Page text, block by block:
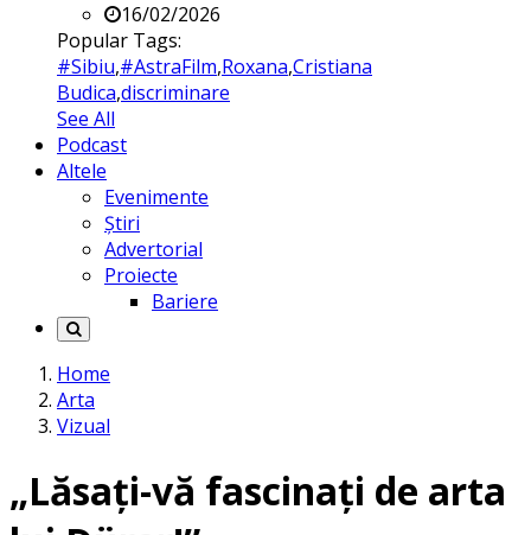
16/02/2026
Popular Tags:
#Sibiu,#AstraFilm,Roxana,Cristiana
Budica,discriminare
See All
Podcast
Altele
Evenimente
Știri
Advertorial
Proiecte
Bariere
Home
Arta
Vizual
„Lăsați-vă fascinați de arta